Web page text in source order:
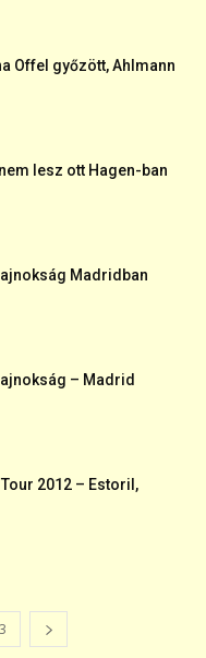
Offel győzött, Ahlmann
lesz ott Hagen-ban
Madridban
– Madrid
2012 – Estoril,
3